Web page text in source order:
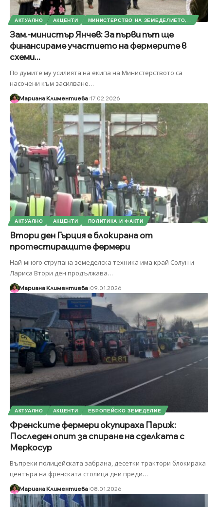
АКТУАЛНО АКЦЕНТИ МИНИСТЕРСТВО НА ЗЕМЕДЕЛИЕТО,...
Зам.-министър Янчев: За първи път ще
финансираме участието на фермерите в
схеми...
По думите му усилията на екипа на Министерството са
насочени към засилване…
Мариана Климентиева 17.02.2026
АКТУАЛНО АКЦЕНТИ ПОЛИТИКА И ФАКТИ
Втори ден Гърция е блокирана от
протестиращите фермери
Най-много струпана земеделска техника има край Солун и
Лариса Втори ден продължава…
Мариана Климентиева 09.01.2026
АКТУАЛНО АКЦЕНТИ ЕВРОПЕЙСКО ЗЕМЕДЕЛИЕ
Френските фермери окупираха Париж:
Последен опит за спиране на сделката с
Меркосур
Въпреки полицейската забрана, десетки трактори блокираха
центъра на френската столица дни преди…
Мариана Климентиева 08.01.2026